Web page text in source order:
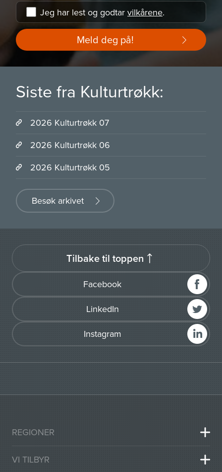
Jeg har lest og godtar vilkårene.
Meld deg på!
Siste fra Kulturtrøkk:
2026 Kulturtrøkk 07
2026 Kulturtrøkk 06
2026 Kulturtrøkk 05
Besøk arkivet
Facebook
LinkedIn
Instagram
Tilbake til toppen
REGIONER
VI TILBYR